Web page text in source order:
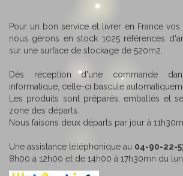
Pour un bon service et livrer en France vos
nous gérons en stock 1025 références
sur une surface de stockage de 520m2.
Dès réception d'une commande
informatique, celle-ci bascule
Les produits sont préparés, emballés et
zone des départs.
Nous faisons deux départs par jour à
Une assistance téléphonique au 04-90-22-
8h00 à 12h00 et de 14h00 à 17h30mn du